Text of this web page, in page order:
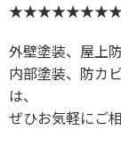
外壁塗装、屋上
内部塗装、防カ
は、
ぜひお気軽にご